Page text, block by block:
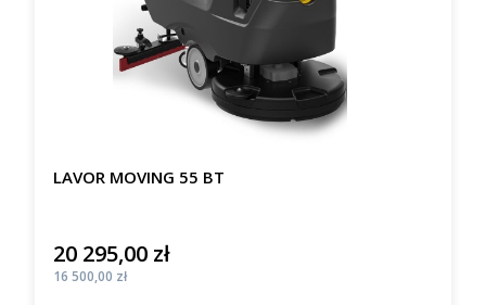
LAVOR MOVING 55 BT
Cena
20 295,00 zł
Cena
16 500,00 zł